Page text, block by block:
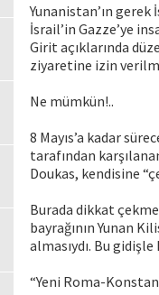
Yunanistan’ın gerek
İsrail’in Gazze’ye
Girit açıklarında
ziyaretine izin
Ne mümkün!..
8 Mayıs’a kadar
tarafından
Doukas, kendisine
Burada dikkat
bayrağının Yunan
almasıydı. Bu
“Yeni Roma-